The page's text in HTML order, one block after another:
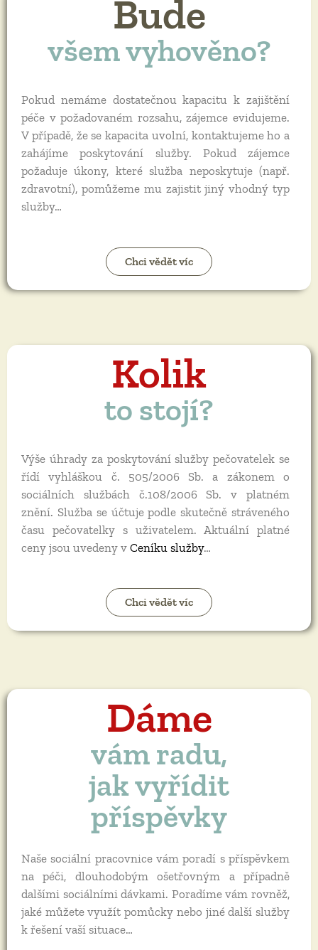
Bude
všem vyhověno?
Pokud nemáme dostatečnou kapacitu k zajištění
péče v požadovaném rozsahu, zájemce evidujeme.
V případě, že se kapacita uvolní, kontaktujeme ho a
zahájíme poskytování služby. Pokud zájemce
požaduje úkony, které služba neposkytuje (např.
zdravotní), pomůžeme mu zajistit jiný vhodný typ
služby…
Chci vědět víc
Kolik
to stojí?
Výše úhrady za poskytování služby pečovatelek se
řídí vyhláškou č. 505/2006 Sb. a zákonem o
sociálních službách č.108/2006 Sb. v platném
znění. Služba se účtuje podle skutečně stráveného
času pečovatelky s uživatelem. Aktuální platné
ceny jsou uvedeny v Ceníku služby…
Chci vědět víc
Dáme
vám radu,
jak vyřídit
příspěvky
Naše sociální pracovnice vám poradí s příspěvkem
na péči, dlouhodobým ošetřovným a případně
dalšími sociálními dávkami. Poradíme vám rovněž,
jaké můžete využít pomůcky nebo jiné další služby
k řešení vaší situace…